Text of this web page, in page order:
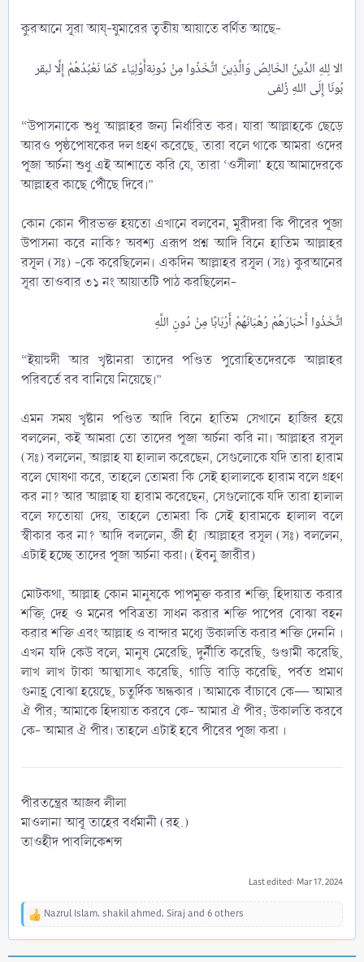
কুরআনে সূরা আয্-যুমারের তৃতীয় আয়াতে বর্ণিত আছে-
الا لِلهِ الدِّينُ الخَالِصُ وَالَّذِينَ اتَّخَذُوا مِنْ دُونِةأَوْلِيَاء كَمَا نَعْبُدُهُمْ إِلَّا لبقر
بُونَا إِلَى اللهِ زُلفى
“উপাসনাকে শুধু আল্লাহর জন্য নির্ধারিত কর। যারা আল্লাহকে ছেড়ে
আরও পৃষ্ঠপোষকের দল গ্রহণ করেছে, তারা বলে থাকে আমরা ওদের
পূজা অৰ্চনা শুধু এই আশাতে করি যে, তারা ‘ওসীলা' হয়ে আমাদেরকে
আল্লাহর কাছে পৌঁছে দিবে।”
কোন কোন পীরভক্ত হয়তো এখানে বলবেন, মুরীদরা কি পীরের পূজা
উপাসনা করে নাকি? অবশ্য এরূপ প্রশ্ন আদি বিনে হাতিম আল্লাহর
রসূল (সঃ) -কে করেছিলেন। একদিন আল্লাহর রসূল (সঃ) কুরআনের
সূরা তাওবার ৩১ নং আয়াতটি পাঠ করছিলেন-
اتَّخَذُوا أَحْبَارَهُمْ رُهْبَانَهُمْ أَرْبَابًا مِنْ دُونِ اللَّهِ
“ইয়াহুদী আর খৃষ্টানরা তাদের পণ্ডিত পুরোহিতদেরকে আল্লাহর
পরিবর্তে রব বানিয়ে নিয়েছে।”
এমন সময় খৃষ্টান পণ্ডিত আদি বিনে হাতিম সেখানে হাজির হয়ে
বললেন, কই আমরা তো তাদের পূজা অর্চনা করি না। আল্লাহর রসূল
(সঃ) বললেন, আল্লাহ যা হালাল করেছেন, সেগুলোকে যদি তারা হারাম
বলে ঘোষণা করে, তাহলে তোমরা কি সেই হালালকে হারাম বলে গ্রহণ
কর না? আর আল্লাহ যা হারাম করেছেন, সেগুলোকে যদি তারা হালাল
বলে ফতোয়া দেয়, তাহলে তোমরা কি সেই হারামকে হালাল বলে
স্বীকার কর না? আদি বললেন, জী হাঁ ।আল্লাহর রসূল (সঃ) বললেন,
এটাই হচ্ছে তাদের পূজা অর্চনা করা। (ইবনু জারীর)
মোটকথা, আল্লাহ কোন মানুষকে পাপমুক্ত করার শক্তি, হিদায়াত করার
শক্তি, দেহ ও মনের পবিত্রতা সাধন করার শক্তি পাপের বোঝা বহন
করার শক্তি এবং আল্লাহ ও বান্দার মধ্যে উকালতি করার শক্তি দেননি ।
এখন যদি কেউ বলে, মানুষ মেরেছি, দুর্নীতি করেছি, গুণ্ডামী করেছি,
লাখ লাখ টাকা আত্মাসাৎ করেছি, গাড়ি বাড়ি করেছি, পর্বত প্রমাণ
গুনাহ্র বোঝা হয়েছে, চতুর্দিক অন্ধকার । আমাকে বাঁচাবে কে— আমার
ঐ পীর; আমাকে হিদায়াত করবে কে- আমার ঐ পীর; উকালতি করবে
কে- আমার ঐ পীর। তাহলে এটাই হবে পীরের পূজা করা ।
পীরতন্ত্রের আজব লীলা
মাওলানা আবূ তাহের বর্ধমানী (রহ.)
তাওহীদ পাবলিকেশন্স
Last edited: Mar 17, 2024
R
Nazrul Islam, shakil ahmed, Siraj and 6 others